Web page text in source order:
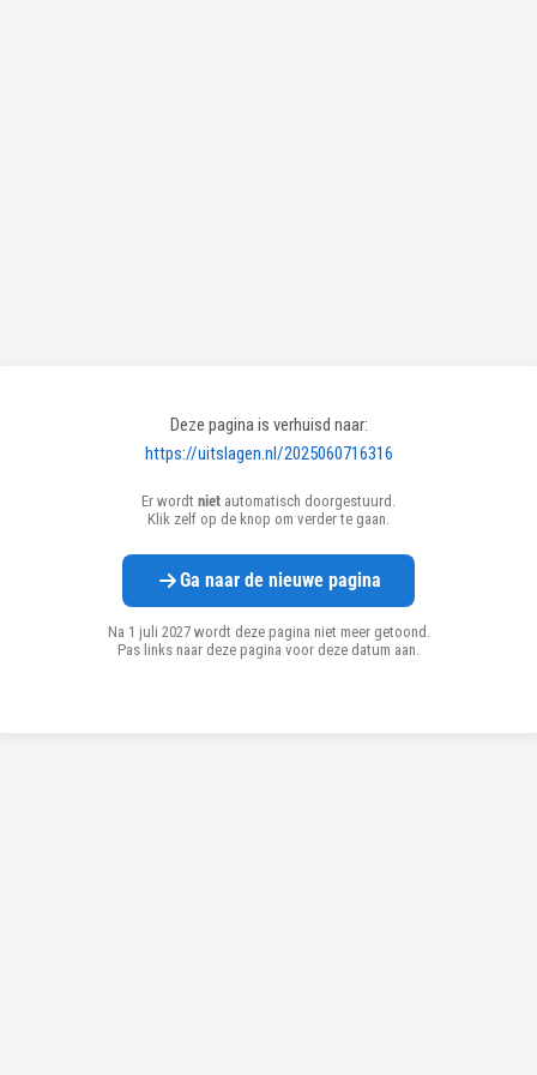
Deze pagina is verhuisd naar:
https://uitslagen.nl/2025060716316
Er wordt niet automatisch doorgestuurd.
Klik zelf op de knop om verder te gaan.
Ga naar de nieuwe pagina
Na 1 juli 2027 wordt deze pagina niet meer getoond.
Pas links naar deze pagina voor deze datum aan.